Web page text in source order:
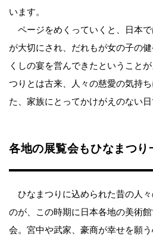
います。
ページをめくっていくと、日本
が大切にされ、だれもが女の子の
くしの宴を営んできたということ
つりとは古来、人々の慈愛の気持
た、家族にとってかけがえのない日
各地の展覧会もひなまつり
ひなまつりに込められた昔の人
のが、この時期に日本各地の美術
会。宮中や武家、豪商が幸せを願